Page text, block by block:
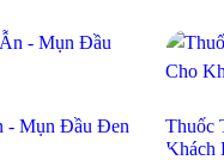
Mụn Đầu Đen -
Thuốc
Khách